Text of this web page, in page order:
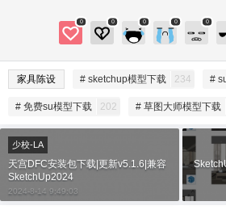
0 0 0 0 0
家具陈设 # sketchup模型下载 234 #
# 免费su模型下载 202 # 草图大师模型下载
给
20 50 元
少校-LA
天宫DFC安装包下载|更新v5.1.6|兼容
SketchUp2024
2024-8-14 9:49:03